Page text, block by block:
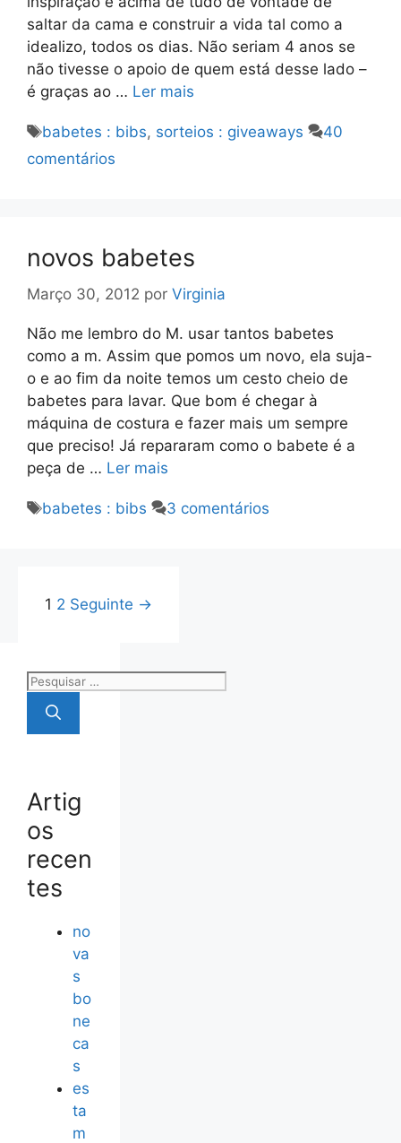
saltar da cama e construir a vida tal como a
idealizo, todos os dias. Não seriam 4 anos se
não tivesse o apoio de quem está desse lado –
é graças ao … Ler mais
Etiquetas
babetes : bibs, sorteios : giveaways
40
comentários
novos babetes
Março 30, 2012 por Virginia
Não me lembro do M. usar tantos babetes
como a m. Assim que pomos um novo, ela suja-
o e ao fim da noite temos um cesto cheio de
babetes para lavar. Que bom é chegar à
máquina de costura e fazer mais um sempre
que preciso! Já repararam como o babete é a
peça de … Ler mais
Etiquetas
babetes : bibs 3 comentários
Página
1 Página
2 Seguinte →
Pesquisar
por:
Artig
os
recen
tes
no
va
s
bo
ne
ca
s
es
ta
m